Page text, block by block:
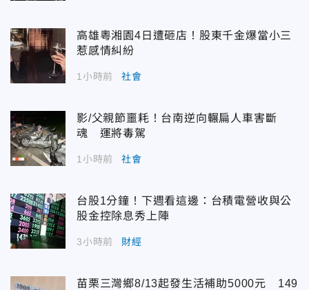
高雄粵湘園4日遭砸店！股東千金爆當小三
惹感情糾紛
1小時前 社會
影/父親節噩耗！台南逆向輾扁人車害斷
魂 運將毒駕
1小時前 社會
台股1分鐘！下週看這邊：台積電營收與公
股金控除息秀上陣
3小時前 財經
苗栗三灣鄉8/13起發生活補助5000元 149